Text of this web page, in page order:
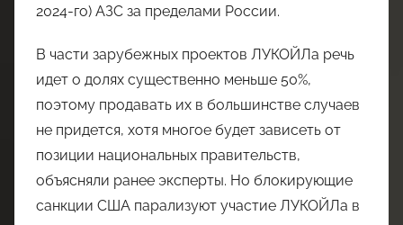
2024-го) АЗС за пределами России.
В части зарубежных проектов ЛУКОЙЛа речь
идет о долях существенно меньше 50%,
поэтому продавать их в большинстве случаев
не придется, хотя многое будет зависеть от
позиции национальных правительств,
объясняли ранее эксперты. Но блокирующие
санкции США парализуют участие ЛУКОЙЛа в